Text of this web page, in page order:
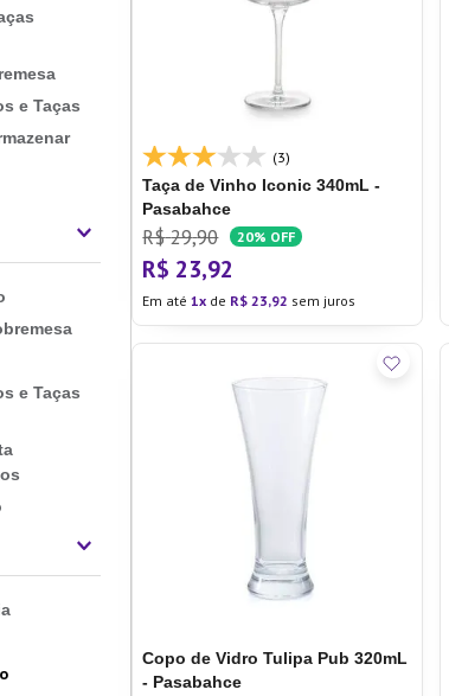
e Taças
e Taças
(3)
Taça de Vinho Iconic 340mL -
Pasabahce
R$ 29,90 20% OFF
R$ 23,92
Em até1 de R$ 23,92 sem juros
Copo de Vidro Tulipa Pub 320mL
- Pasabahce